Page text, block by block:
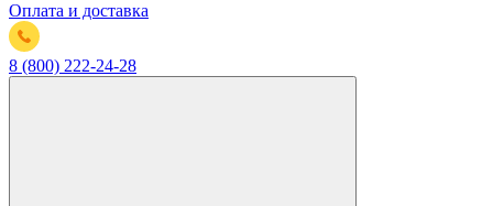
Оплата и доставка
8 (800) 222-24-28